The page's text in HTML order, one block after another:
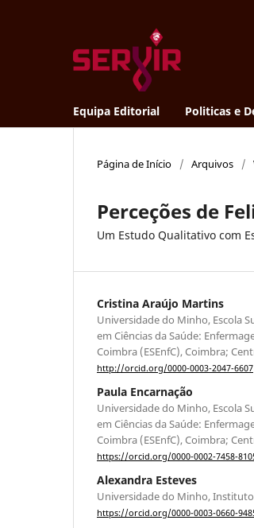
Equipa Editorial Politicas e
Página de Início / Arquivos /
Perceções de
Um Estudo Qualitativo com
Cristina Araújo Martins
Universidade do Minho, Escola
em Ciências da Saúde:
Coimbra (ESEnfC), Coimbra;
http://orcid.org/0000-0003-2047-6607
Paula Encarnação
Universidade do Minho, Escola
em Ciências da Saúde:
Coimbra (ESEnfC), Coimbra;
https://orcid.org/0000-0002-7458-
Alexandra Esteves
Universidade do Minho, Instituto
https://orcid.org/0000-0003-0660-